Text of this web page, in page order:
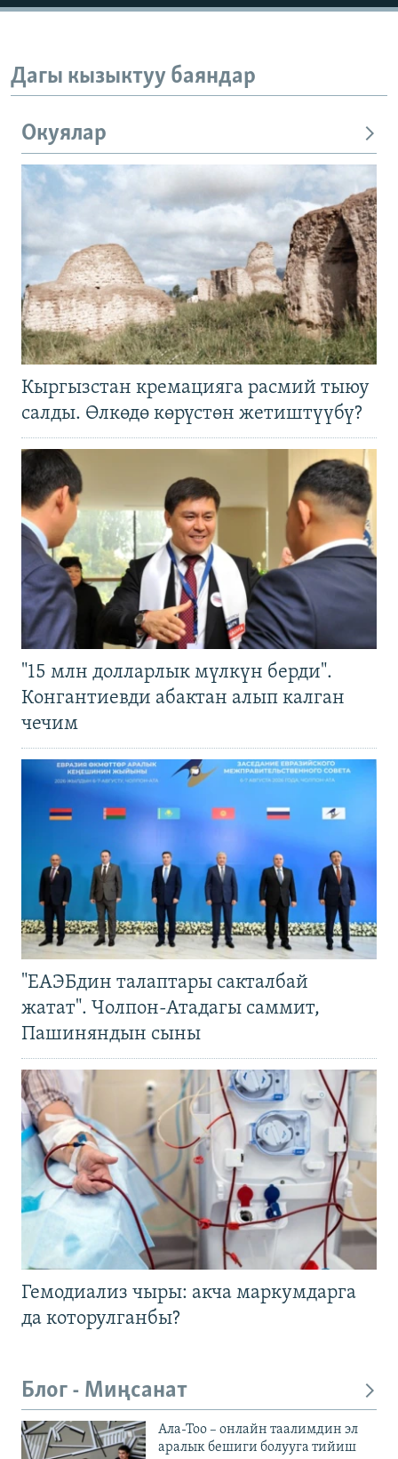
Дагы кызыктуу баяндар
Окуялар
Кыргызстан кремацияга расмий тыюу
салды. Өлкөдө көрүстөн жетиштүүбү?
"15 млн долларлык мүлкүн берди".
Конгантиевди абактан алып калган
чечим
"ЕАЭБдин талаптары сакталбай
жатат". Чолпон-Атадагы саммит,
Пашиняндын сыны
Гемодиализ чыры: акча маркумдарга
да которулганбы?
Блог - Миңсанат
Ала-Тоо – онлайн таалимдин эл
аралык бешиги болууга тийиш